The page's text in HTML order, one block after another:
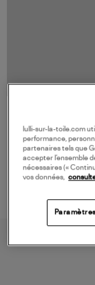
480,00 €
Sac Bobi S Cuir
Champagne
lulli-sur-la-toile.com
performance,
partenaires tels que
accepter l’ensemble
nécessaires («
vos données,